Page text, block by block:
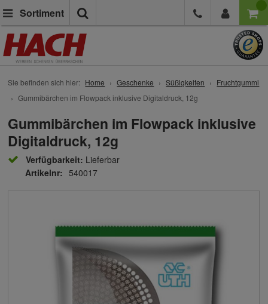
Sortiment
Sie befinden sich hier: Home Geschenke Süßigkeiten
Fruchtgummi
Gummibärchen im Flowpack inklusive Digitaldruck, 12g
Gummibärchen im Flowpack inklusive
Digitaldruck, 12g
Verfügbarkeit: Lieferbar
Artikelnr: 540017